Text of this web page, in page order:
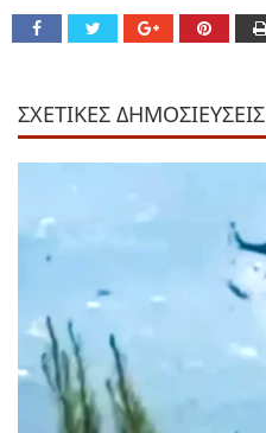
ΣΧΕΤΙΚΕΣ ΔΗΜΟΣΙΕΥΣΕΙΣ